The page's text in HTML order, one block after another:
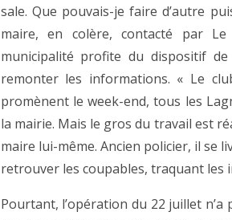
sale. Que pouvais-je faire d’autre
maire, en colère, contacté par
municipalité profite du dispositif
remonter les informations. « Le
promènent le week-end, tous les
la mairie. Mais le gros du travail est
maire lui-même. Ancien policier, il se
retrouver les coupables, traquant les
Pourtant, l’opération du 22 juillet